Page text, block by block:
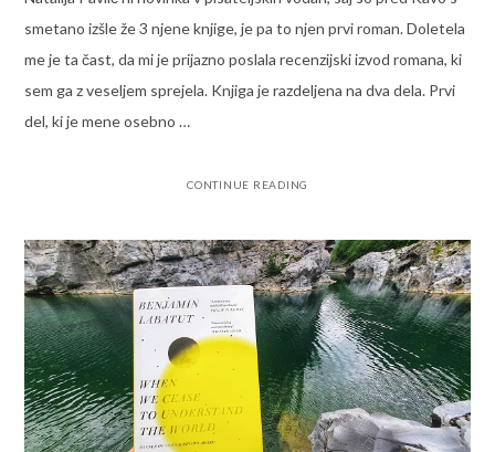
smetano izšle že 3 njene knjige, je pa to njen prvi roman. Doletela
me je ta čast, da mi je prijazno poslala recenzijski izvod romana, ki
sem ga z veseljem sprejela. Knjiga je razdeljena na dva dela. Prvi
del, ki je mene osebno …
CONTINUE READING